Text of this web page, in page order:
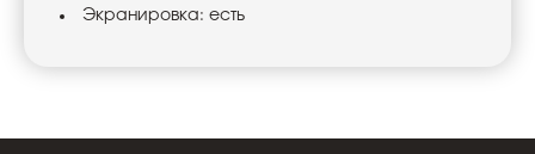
Экранировка: есть